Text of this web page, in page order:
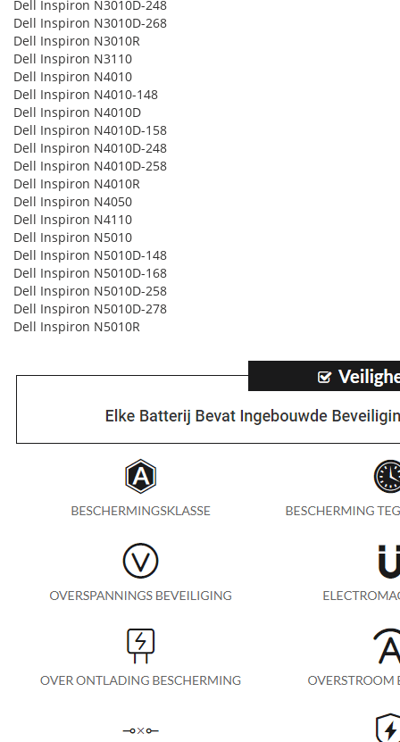
Dell Inspiron N3010D-248
Dell Inspiron N3010D-268
Dell Inspiron N3010R
Dell Inspiron N3110
Dell Inspiron N4010
Dell Inspiron N4010-148
Dell Inspiron N4010D
Dell Inspiron N4010D-158
Dell Inspiron N4010D-248
Dell Inspiron N4010D-258
Dell Inspiron N4010R
Dell Inspiron N4050
Dell Inspiron N4110
Dell Inspiron N5010
Dell Inspiron N5010D-148
Dell Inspiron N5010D-168
Dell Inspiron N5010D-258
Dell Inspiron N5010D-278
Dell Inspiron N5010R